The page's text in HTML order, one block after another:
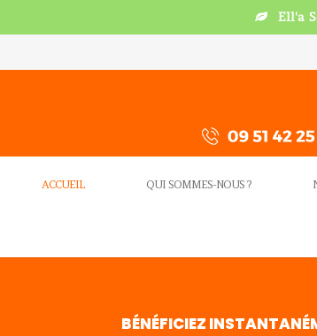
Ell'a
ACCUEIL QUI SOMMES-NOUS ?
BÉNÉFICIEZ